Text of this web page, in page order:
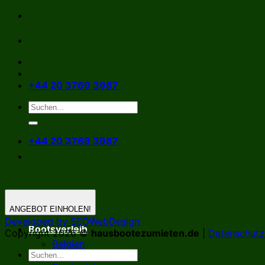
Zum
springen
+44 20 3769 3987
+44 20 3769 3987
Bootsverleih
Belgien
Deutschland
ANGEBOT EINHOLEN!
Developed by SEOWebDesign
Copyright 2026 © hausbootezumieten.de